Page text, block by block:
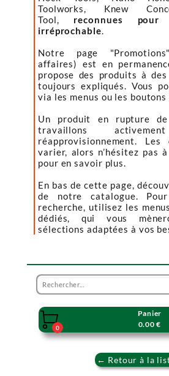
Toolworks, Knew
Tool, reconnues
irréprochable.
Notre page
affaires) est en
propose des produits à
toujours expliqués. Vous
via les menus ou les boutons
Un produit en rupture
travaillons
réapprovisionnement. Les
varier, alors n’hésitez pas
pour en savoir plus.
En bas de cette page,
de notre catalogue.
recherche, utilisez les
dédiés, qui vous
sélections adaptées à vos

0
Panier
0.00 €
← Retour à la